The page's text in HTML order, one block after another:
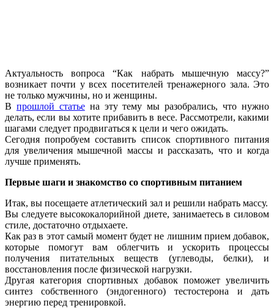
Актуальность вопроса “Как набрать мышечную массу?”
возникает почти у всех посетителей тренажерного зала. Это
не только мужчины, но и женщины.
В прошлой статьена эту тему мы разобрались, что нужно
делать, если вы хотите прибавить в весе. Рассмотрели, какими
шагами следует продвигаться к цели и чего ожидать.
Сегодня попробуем составить список спортивного питания
для увеличения мышечной массы и рассказать, что и когда
лучше применять.
Первые шаги и знакомство со спортивным питанием
Итак, вы посещаете атлетический зал и решили набрать массу.
Вы следуете высококалорийной диете, занимаетесь в силовом
стиле, достаточно отдыхаете.
Как раз в этот самый момент будет не лишним прием добавок,
которые помогут вам облегчить и ускорить процессы
получения питательных веществ (углеводы, белки), и
восстановления после физической нагрузки.
Другая категория спортивных добавок поможет увеличить
синтез собственного (эндогенного) тестостерона и дать
энергию перед тренировкой.